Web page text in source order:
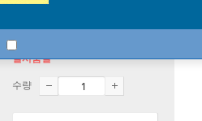
일시품절
수량